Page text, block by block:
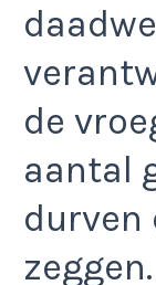
de
aantal
durven
zeggen.